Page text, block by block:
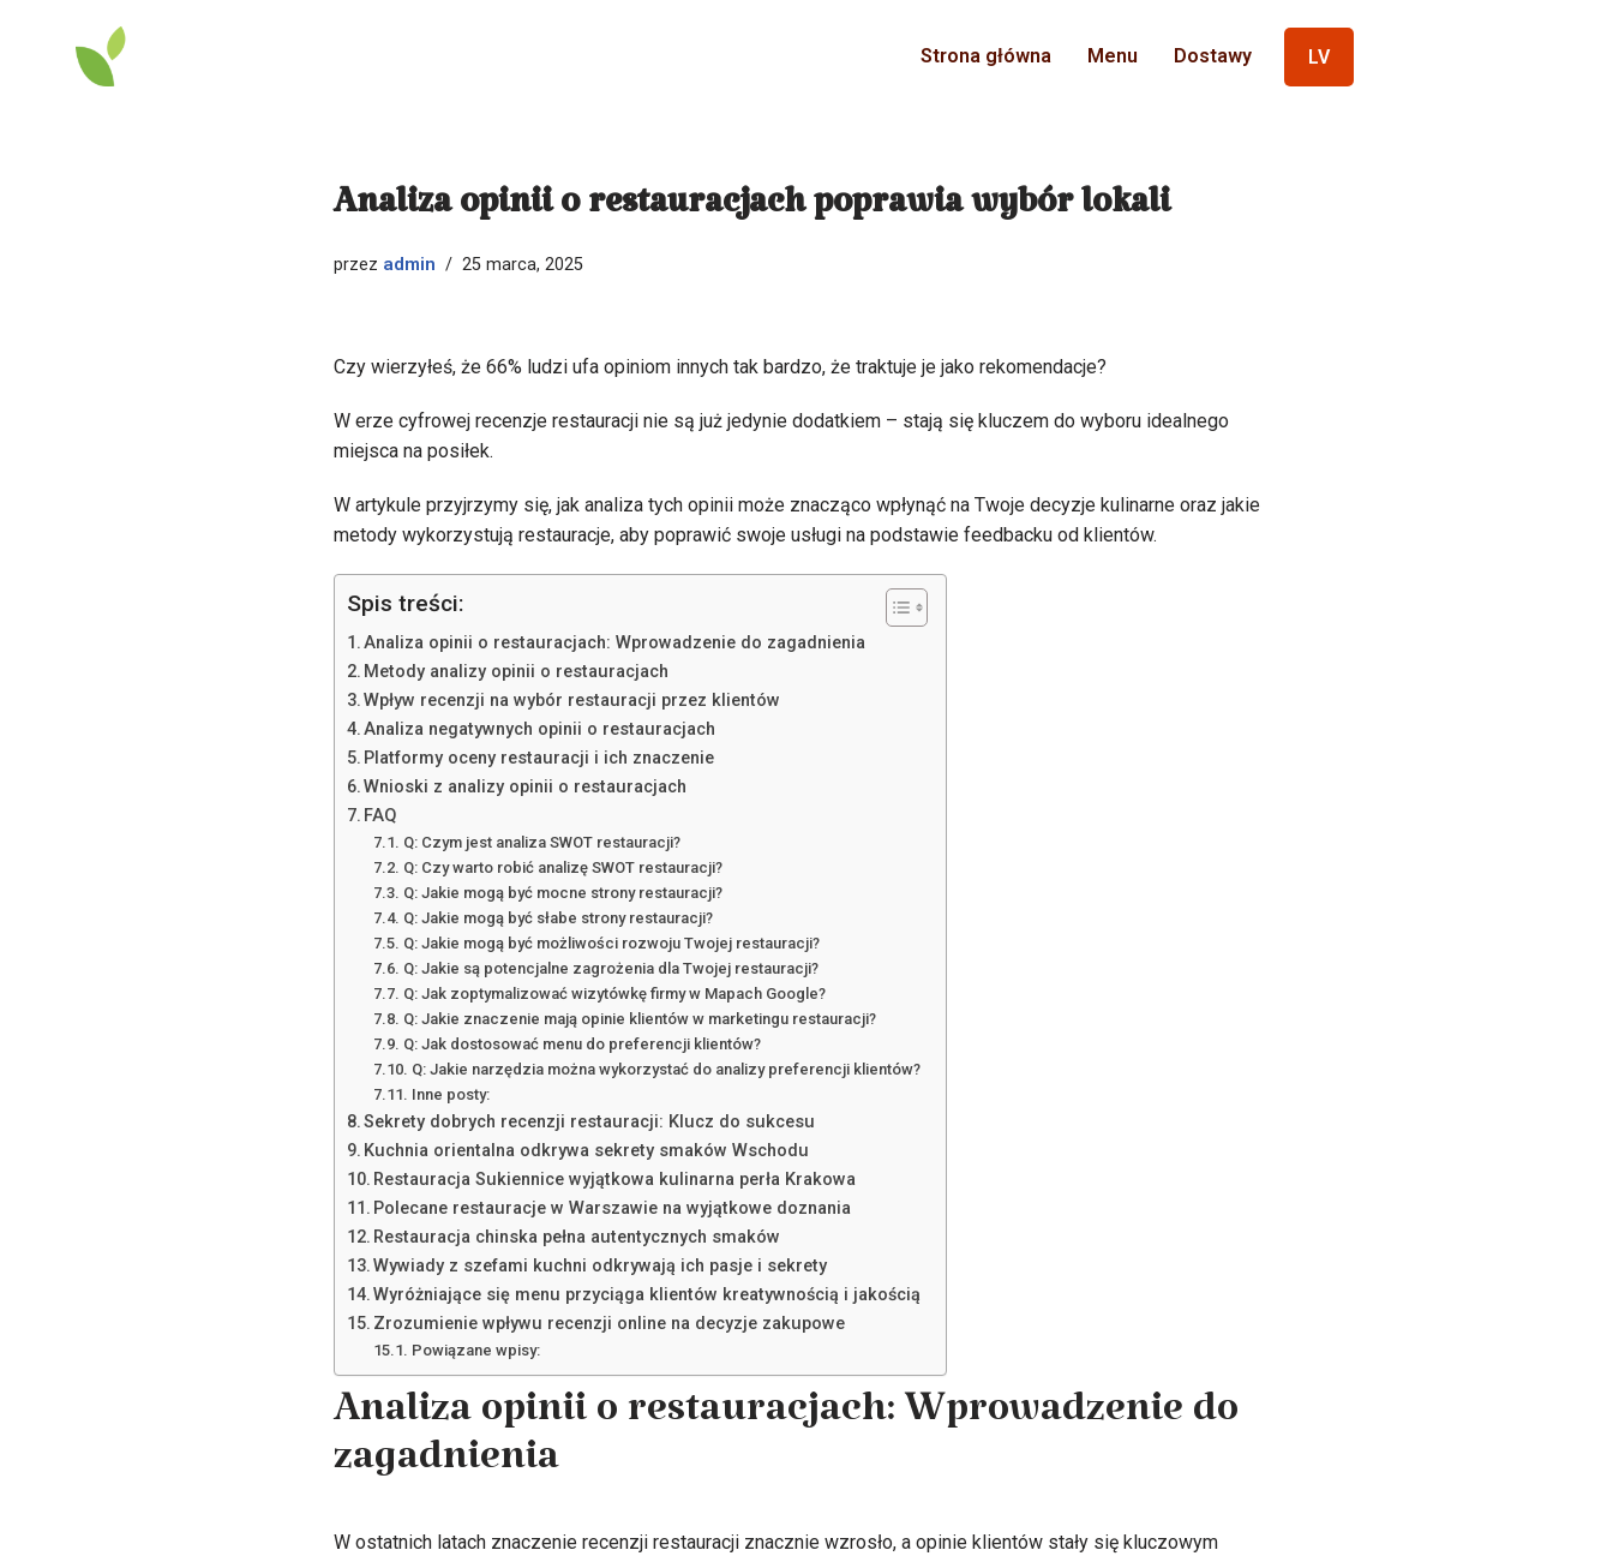
Przejdź
Strona główna Menu Dostawy LV
Analiza opinii o restauracjach poprawia wybór lokali
przez admin 25 marca, 2025
Czy wierzyłeś, że 66% ludzi ufa opiniom innych tak bardzo, że traktuje je jako rekomendacje?
W erze cyfrowej recenzje restauracji nie są już jedynie dodatkiem – stają się kluczem do wyboru idealnego
miejsca na posiłek.
W artykule przyjrzymy się, jak analiza tych opinii może znacząco wpłynąć na Twoje decyzje kulinarne oraz jakie
metody wykorzystują restauracje, aby poprawić swoje usługi na podstawie feedbacku od klientów.
Spis treści:
Analiza opinii o restauracjach: Wprowadzenie do zagadnienia
Metody analizy opinii o restauracjach
Wpływ recenzji na wybór restauracji przez klientów
Analiza negatywnych opinii o restauracjach
Platformy oceny restauracji i ich znaczenie
Wnioski z analizy opinii o restauracjach
FAQ
Q: Czym jest analiza SWOT restauracji?
Q: Czy warto robić analizę SWOT restauracji?
Q: Jakie mogą być mocne strony restauracji?
Q: Jakie mogą być słabe strony restauracji?
Q: Jakie mogą być możliwości rozwoju Twojej restauracji?
Q: Jakie są potencjalne zagrożenia dla Twojej restauracji?
Q: Jak zoptymalizować wizytówkę firmy w Mapach Google?
Q: Jakie znaczenie mają opinie klientów w marketingu restauracji?
Q: Jak dostosować menu do preferencji klientów?
Q: Jakie narzędzia można wykorzystać do analizy preferencji klientów?
Inne posty:
Sekrety dobrych recenzji restauracji: Klucz do sukcesu
Kuchnia orientalna odkrywa sekrety smaków Wschodu
Restauracja Sukiennice wyjątkowa kulinarna perła Krakowa
Polecane restauracje w Warszawie na wyjątkowe doznania
Restauracja chinska pełna autentycznych smaków
Wywiady z szefami kuchni odkrywają ich pasje i sekrety
Wyróżniające się menu przyciąga klientów kreatywnością i jakością
Zrozumienie wpływu recenzji online na decyzje zakupowe
Powiązane wpisy:
Analiza opinii o restauracjach: Wprowadzenie do
zagadnienia
W ostatnich latach znaczenie recenzji restauracji znacznie wzrosło, a opinie klientów stały się kluczowym